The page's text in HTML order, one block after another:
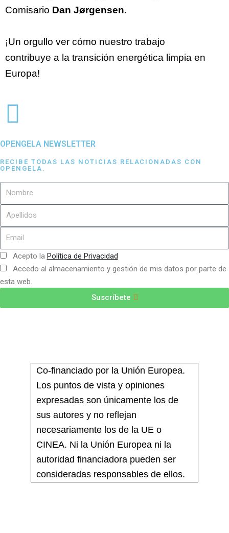
Comisario Dan Jørgensen.
¡Un orgullo ver cómo nuestro trabajo
contribuye a la transición energética limpia en
Europa!
OPENGELA NEWSLETTER
RECIBE TODAS LAS NOTICIAS RELACIONADAS CON
OPENGELA.
Acepto la Política de Privacidad
Accedo al almacenamiento y gestión de mis datos por parte de
esta web.
Suscríbete
Co-financiado por la Unión Europea.
Los puntos de vista y opiniones
expresadas son únicamente los de
sus autores y no reflejan
necesariamente los de la UE o
CINEA. Ni la Unión Europea ni la
autoridad financiadora pueden ser
consideradas responsables de ellos.